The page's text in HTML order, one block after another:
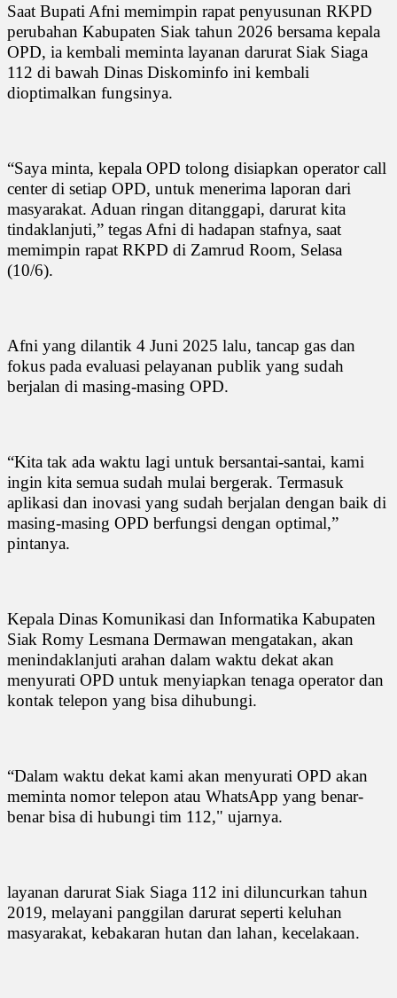
Saat Bupati Afni memimpin rapat penyusunan RKPD
perubahan Kabupaten Siak tahun 2026 bersama kepala
OPD, ia kembali meminta layanan darurat Siak Siaga
112 di bawah Dinas Diskominfo ini kembali
dioptimalkan fungsinya.
“Saya minta, kepala OPD tolong disiapkan operator call
center di setiap OPD, untuk menerima laporan dari
masyarakat. Aduan ringan ditanggapi, darurat kita
tindaklanjuti,” tegas Afni di hadapan stafnya, saat
memimpin rapat RKPD di Zamrud Room, Selasa
(10/6).
Afni yang dilantik 4 Juni 2025 lalu, tancap gas dan
fokus pada evaluasi pelayanan publik yang sudah
berjalan di masing-masing OPD.
“Kita tak ada waktu lagi untuk bersantai-santai, kami
ingin kita semua sudah mulai bergerak. Termasuk
aplikasi dan inovasi yang sudah berjalan dengan baik di
masing-masing OPD berfungsi dengan optimal,”
pintanya.
Kepala Dinas Komunikasi dan Informatika Kabupaten
Siak Romy Lesmana Dermawan mengatakan, akan
menindaklanjuti arahan dalam waktu dekat akan
menyurati OPD untuk menyiapkan tenaga operator dan
kontak telepon yang bisa dihubungi.
“Dalam waktu dekat kami akan menyurati OPD akan
meminta nomor telepon atau WhatsApp yang benar-
benar bisa di hubungi tim 112," ujarnya.
layanan darurat Siak Siaga 112 ini diluncurkan tahun
2019, melayani panggilan darurat seperti keluhan
masyarakat, kebakaran hutan dan lahan, kecelakaan.